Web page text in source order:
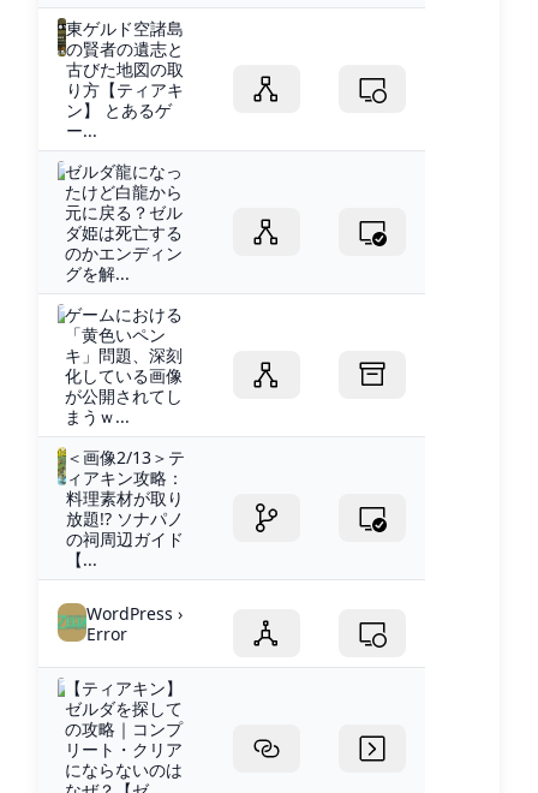
東ゲルド空諸島
の賢者の遺志と
古びた地図の取
り方【ティアキ
ン】 とあるゲ
ー...
ゼルダ龍になっ
たけど白龍から
元に戻る？ゼル
ダ姫は死亡する
のかエンディン
グを解...
ゲームにおける
「黄色いペン
キ」問題、深刻
化している画像
が公開されてし
まうｗ...
＜画像2/13＞テ
ィアキン攻略：
料理素材が取り
放題!? ソナパノ
の祠周辺ガイド
【...
WordPress ›
Error
【ティアキン】
ゼルダを探して
の攻略｜コンプ
リート・クリア
にならないのは